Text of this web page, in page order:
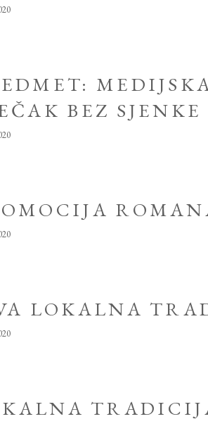
BEZ SJENKE
LOKALNA